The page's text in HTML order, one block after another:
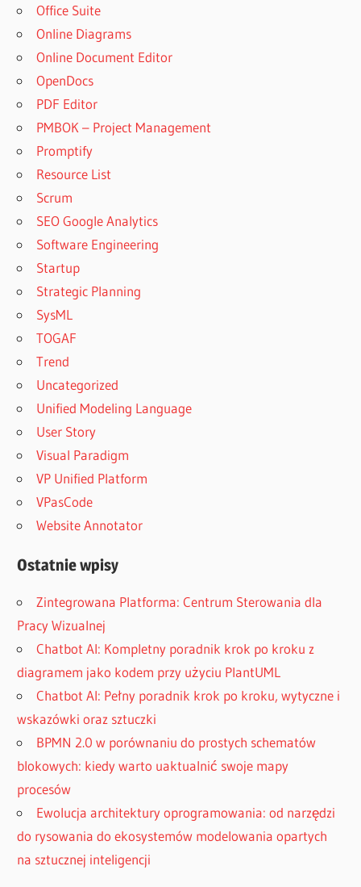
Office Suite
Online Diagrams
Online Document Editor
OpenDocs
PDF Editor
PMBOK – Project Management
Promptify
Resource List
Scrum
SEO Google Analytics
Software Engineering
Startup
Strategic Planning
SysML
TOGAF
Trend
Uncategorized
Unified Modeling Language
User Story
Visual Paradigm
VP Unified Platform
VPasCode
Website Annotator
Ostatnie wpisy
Zintegrowana Platforma: Centrum Sterowania dla
Pracy Wizualnej
Chatbot AI: Kompletny poradnik krok po kroku z
diagramem jako kodem przy użyciu PlantUML
Chatbot AI: Pełny poradnik krok po kroku, wytyczne i
wskazówki oraz sztuczki
BPMN 2.0 w porównaniu do prostych schematów
blokowych: kiedy warto uaktualnić swoje mapy
procesów
Ewolucja architektury oprogramowania: od narzędzi
do rysowania do ekosystemów modelowania opartych
na sztucznej inteligencji